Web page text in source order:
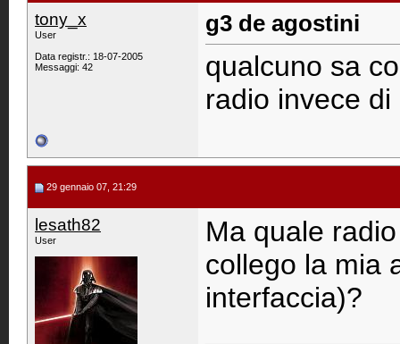
tony_x
User
Data registr.: 18-07-2005
Messaggi: 42
g3 de agostini
qualcuno sa
radio invece
29 gennaio 07, 21:29
lesath82
User
Ma quale
collego la mia
interfaccia)?